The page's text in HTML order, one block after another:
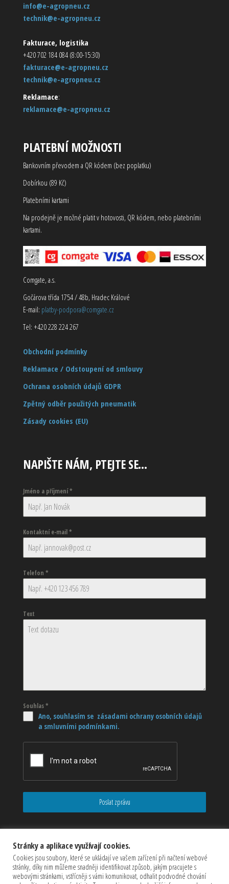
info@e-agropneu.cz
technik@e-agropneu.cz
Fakturace, logistika
+420 702 184 084 (8:00-15:30)
fakturace@e-agropneu.cz
technik@e-agropneu.cz
Reklamace:
reklamace@e-agropneu.cz
PLATEBNÍ MOŽNOSTI
Bankovním převodem a QR kódem (bez poplatku)
Dobírkou (89 Kč)
Platebními kartami
Na prodejně je možné platit v hotovosti, QR kódem, nebo platebními
kartami.
Comgate, a.s.
Gočárova třída 1754 / 48b, Hradec Králové
E-mail: platby-podpora@comgate.cz
Tel: +420 228 224 267
Obchodní podmínky
Reklamace / Odstoupení od smlouvy
Ochrana osobních údajů GDPR
Zpětný odběr použitých pneumatik
Zásady cookies (EU)
NAPIŠTE NÁM, PTEJTE SE…
Jméno a příjmení*
Kontaktní e-mail*
Telefon *
Text
Souhlas*
Ano, souhlasím se zásadami ochrany osobních údajů
a smluvními podmínkami.
Poslat zprávu
Stránky a aplikace využívají cookies.
Cookies jsou soubory, které se ukládají ve vašem zařízení při načtení webové
stránky, díky nim můžeme snadněji identifikovat způsob, jakým pracujete s
webovými stránkami, vstřícněji s vámi komunikovat, odhalit podvodné chování